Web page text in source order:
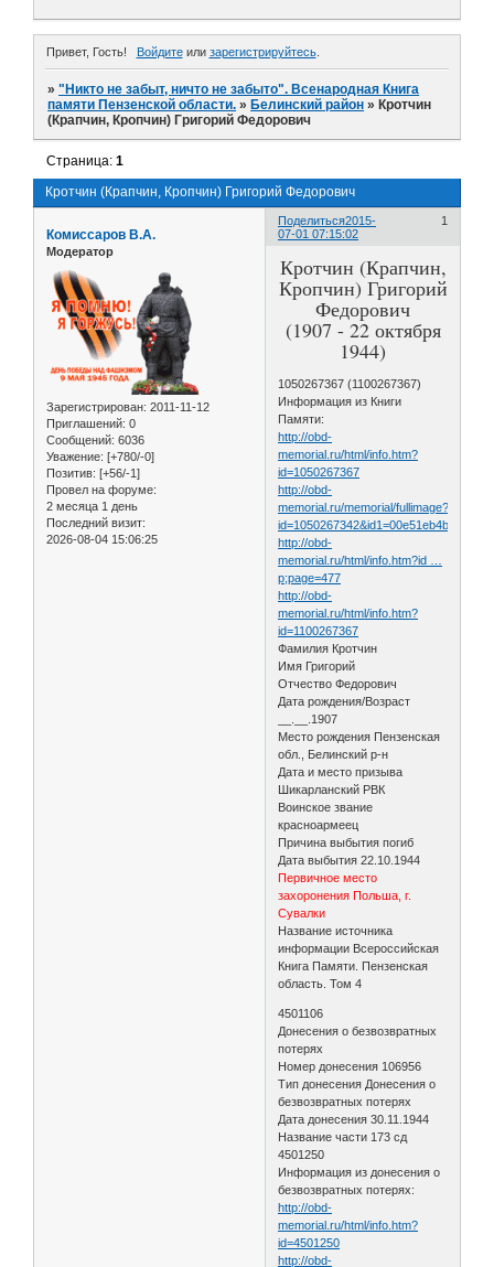
Привет, Гость! Войдитеили зарегистрируйтесь.
»"Никто не забыт, ничто не забыто". Всенародная Книга
памяти Пензенской области. » Белинский район » Кротчин
(Крапчин, Кропчин) Григорий Федорович
Кротчин (Крапчин, Кропчин) Григорий Федорович
Страница:1
Поделиться 1
2015-
07-01 07:15:02
Комиссаров В.А.
Модератор
Зарегистрирован: 2011-11-12
Приглашений: 0
Сообщений: 6036
Уважение: [+780/-0]
Позитив: [+56/-1]
Провел на форуме:
2 месяца 1 день
Последний визит:
2026-08-04 15:06:25
Кротчин (Крапчин,
Кропчин) Григорий
Федорович
(1907 - 22 октября
1944)
1050267367 (1100267367)
Информация из Книги
Памяти:
http://obd-
memorial.ru/html/info.htm?
id=1050267367
http://obd-
memorial.ru/memorial/fullimage?
http://obd-
memorial.ru/html/info.htm?id …
p;page=477
http://obd-
memorial.ru/html/info.htm?
id=1100267367
Фамилия Кротчин
Имя Григорий
Отчество Федорович
Дата рождения/Возраст
__.__.1907
Место рождения Пензенская
обл., Белинский р-н
Дата и место призыва
Шикарланский РВК
Воинское звание
красноармеец
Причина выбытия погиб
Дата выбытия 22.10.1944
Первичное место
захоронения Польша, г.
Сувалки
Название источника
информации Всероссийская
Книга Памяти. Пензенская
область. Том 4
4501106
Донесения о безвозвратных
потерях
Номер донесения 106956
Тип донесения Донесения о
безвозвратных потерях
Дата донесения 30.11.1944
Название части 173 сд
4501250
Информация из донесения о
безвозвратных потерях:
http://obd-
memorial.ru/html/info.htm?
id=4501250
http://obd-